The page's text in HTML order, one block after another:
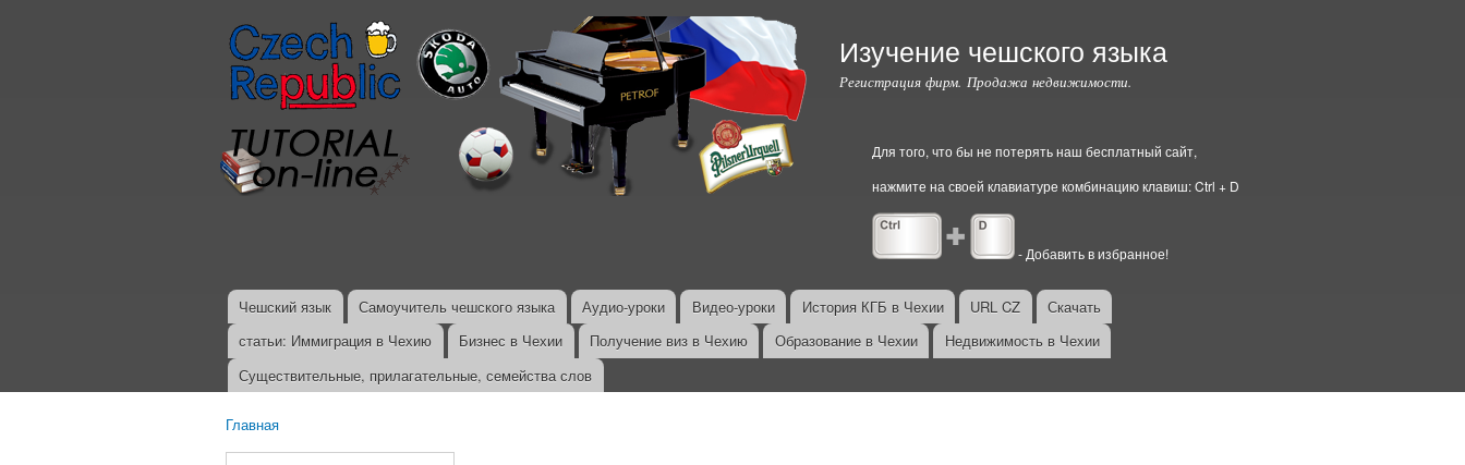
Перейти к
основному
содержанию
Изучение чешского языка
Регистрация фирм. Продажа недвижимости.
Для того, что бы не потерять наш бесплатный сайт,
нажмите на своей клавиатуре комбинацию клавиш: Ctrl + D
- Добавить в избранное!
Главное меню
Чешский язык Самоучитель чешского языка Аудио-уроки Видео-уроки История КГБ в Чехии URL CZ
Скачать
статьи: Иммиграция в Чехию
Бизнес в Чехии Получение виз в Чехию Образование в Чехии
Недвижимость в Чехии
Существительные, прилагательные, семейства слов
Главная